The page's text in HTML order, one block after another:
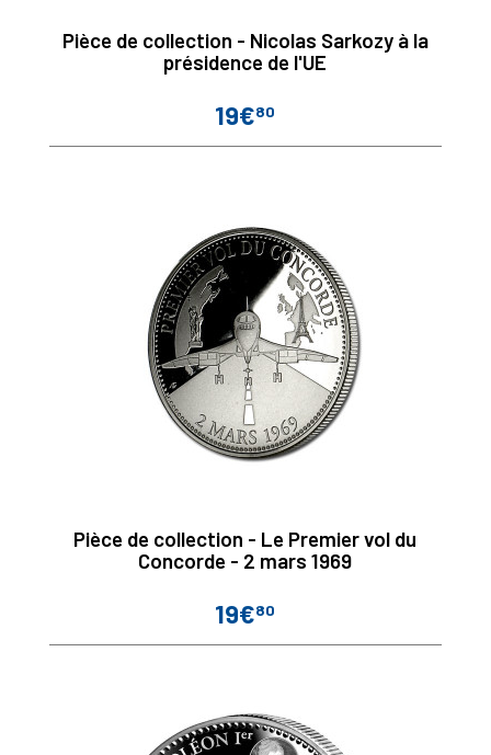
Pièce de collection - Nicolas Sarkozy à la
présidence de l'UE
Prix
19€80
Pièce de collection - Le Premier vol du
Concorde - 2 mars 1969
Prix
19€80